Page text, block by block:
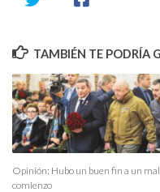
TAMBIÉN TE PODRÍA
Opinión: Hubo un buen fin a un mal
comienzo